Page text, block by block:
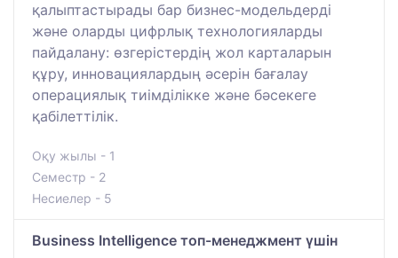
қалыптастырады бар бизнес-модельдерді
және оларды цифрлық технологияларды
пайдалану: өзгерістердің жол карталарын
құру, инновациялардың әсерін бағалау
операциялық тиімділікке және бәсекеге
қабілеттілік.
Оқу жылы - 1
Семестр - 2
Несиелер - 5
Business Intelligence топ-менеджмент үшін